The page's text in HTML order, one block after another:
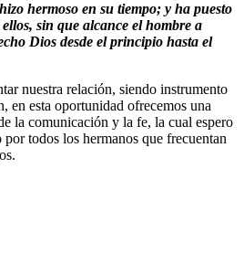
hermoso en su tiempo; y ha puesto
sin que alcance el hombre a
Dios desde el principio hasta el
nuestra relación, siendo instrumento
en esta oportunidad ofrecemos una
la comunicación y la fe, la cual espero
todos los hermanos que frecuentan